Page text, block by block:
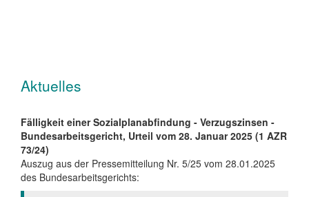
Aktuelles
Fälligkeit einer Sozialplanabfindung - Verzugszinsen -
Bundesarbeitsgericht, Urteil vom 28. Januar 2025 (1 AZR
73/24)
Auszug aus der Pressemitteilung Nr. 5/25 vom 28.01.2025
des Bundesarbeitsgerichts: